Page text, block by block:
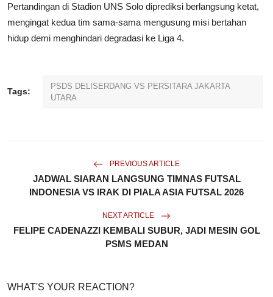
Pertandingan di Stadion UNS Solo diprediksi berlangsung ketat,
mengingat kedua tim sama-sama mengusung misi bertahan
hidup demi menghindari degradasi ke Liga 4.
Tags:
PSDS DELISERDANG VS PERSITARA JAKARTA
UTARA
PREVIOUS ARTICLE
JADWAL SIARAN LANGSUNG TIMNAS FUTSAL
INDONESIA VS IRAK DI PIALA ASIA FUTSAL 2026
NEXT ARTICLE
FELIPE CADENAZZI KEMBALI SUBUR, JADI MESIN GOL
PSMS MEDAN
WHAT'S YOUR REACTION?